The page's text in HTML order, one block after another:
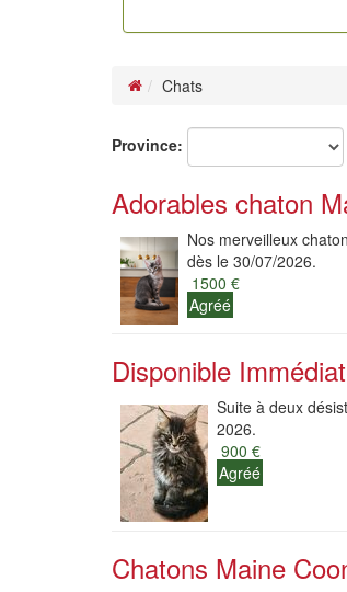
Chats
Province:
Adorables chaton
Nos merveilleux
dès le 30/07/2026.
1500 €
Agréé
Disponible
Suite à deux
2026.
900 €
Agréé
Chatons Maine